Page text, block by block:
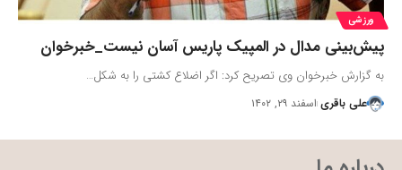
ورزشی
پیش‌بینی مدال در المپیک پاریس آسان نیست_خبرخوان
به گزارش خبرخوان وی تصریح کرد: اگر اضلاع کشتی را به شکل…
علی باقری اسفند ۲۹, ۱۴۰۲